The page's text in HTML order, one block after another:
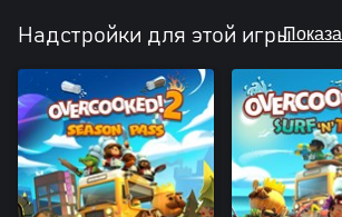
Надстройки для этой игры